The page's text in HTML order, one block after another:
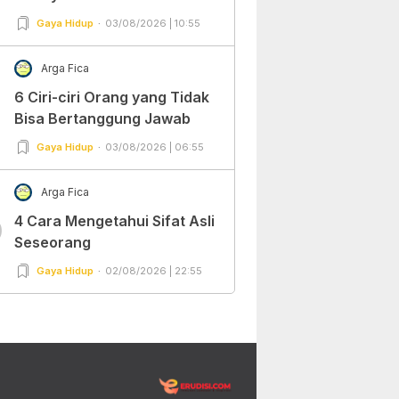
Gaya Hidup 03/08/2026 | 10:55
Arga Fica
6 Ciri-ciri Orang yang Tidak
Bisa Bertanggung Jawab
Gaya Hidup 03/08/2026 | 06:55
Arga Fica
4 Cara Mengetahui Sifat Asli
Seseorang
Gaya Hidup 02/08/2026 | 22:55